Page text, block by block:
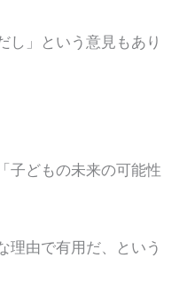
」という意見もあり
どもの未来の可能性
由で有用だ、という